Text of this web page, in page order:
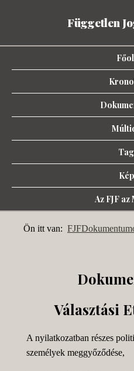
Független
Az FJF
Ön itt van: FJF
Választási
A nyilatkozatban részes
személyek meggyőződése,